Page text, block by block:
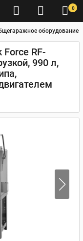
0
оборудование
RF-
990 л,